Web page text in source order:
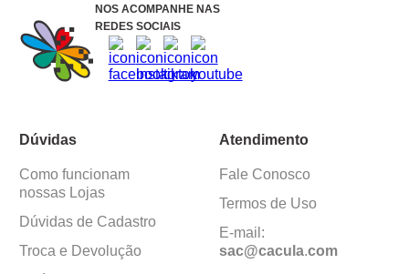
NOS ACOMPANHE NAS
REDES SOCIAIS
Dúvidas
Como funcionam
nossas Lojas
Dúvidas de Cadastro
Troca e Devolução
Atendimento
Fale Conosco
Termos de Uso
E-mail:
sac@cacula.com